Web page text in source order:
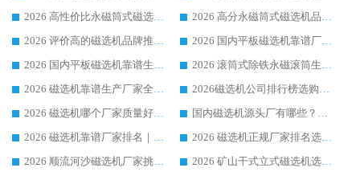
2026 高性价比永磁筒式磁选机品牌盘点 行业强者口碑实测选购完整指南
2026 高分永磁筒式磁选机品牌推荐 选矿设备强者对比测评采购避坑全攻略
2026 评价高的磁选机品牌推荐选购指南，永磁筒式磁选机设备领域强者全景行业口碑解析
2026 国内平板磁选机靠谱厂家排名 行业实测口碑设备按需选购全指南
2026 国内平板磁选机靠谱生产厂家推荐排名|行业口碑选购指南，领域强者按需选设备
2026 滚筒式除铁永磁滚筒生产厂家推荐排名|行业口碑选购指南，领域强者源头厂商精选
2026 磁选机靠谱生产厂家全梳理 分场景选型行业头部品牌选购参考攻略
2026磁选机公司排行榜选购指南|正规源头厂家推荐，领域强者高性价比靠谱信赖品牌
2026 磁选机哪个厂家质量好？十大靠谱磁电企业排名选购指南
国内磁选机源头厂有哪些？2026 综合实力排名与采购避坑技巧
2026 磁选机靠谱厂家排名｜华体会手机网页版-华体会(中国) 高性价比磁选机磁电品牌
2026 磁选机正规厂家排名选购指南|行业口碑信赖品牌推荐性价比高靠谱磁电企业
2026 顺流河沙磁选机厂家挑选攻略 | 业内口碑龙头企业高性价比品牌推荐
2026 矿山干式立式磁选机选型攻略 梳理深耕磁电装备多年靠谱生产厂商